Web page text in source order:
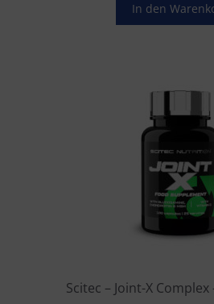
In den
Scitec – Joint-X